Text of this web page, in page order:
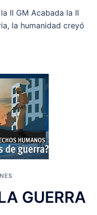
II GM Acabada la II
la humanidad creyó
GUERRA